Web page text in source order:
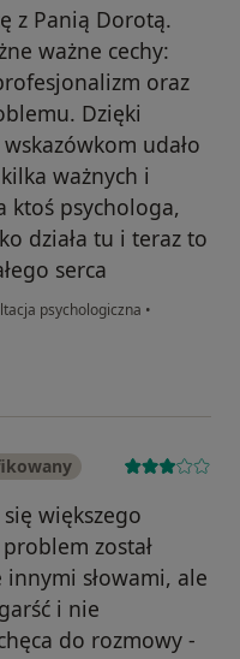
z Panią Dorotą.
ważne cechy:
oraz
Dzięki
udało
ważnych i
ktoś psychologa,
działa tu i teraz to
serca
psychologiczna •
większego
został
innymi słowami, ale
i nie
do rozmowy -